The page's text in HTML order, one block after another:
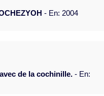
- En: 2004
de la cochinille. - En: